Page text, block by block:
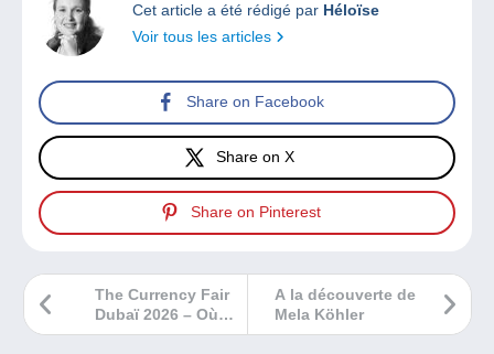
Cet article a été rédigé par Héloïse
Voir tous les articles
Share on Facebook
Share on X
Share on Pinterest
A la découverte de
Mela Köhler
The Currency Fair
Dubaï 2026 – Où le
monde des billets